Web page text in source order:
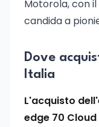
Motorola, con
candida a
Dove
Italia
L'acquisto
edge 70